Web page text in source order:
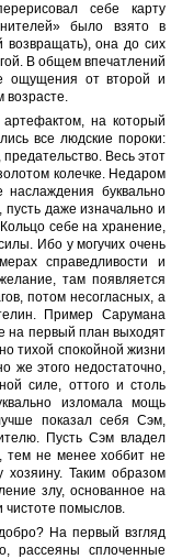
себе карту
было взято в
возвращать), она до сих
В общем впечатлений
ощущения от второй и
возрасте.
на который
все людские пороки:
Весь этот
колечке. Недаром
буквально
даже изначально и
себе на хранение,
Ибо у могучих очень
справедливости и
там появляется
потом несогласных, а
Пример Сарумана
на первый план выходят
тихой спокойной жизни
же этого недостаточно,
силе, оттого и столь
изломала мощь
показал себя Сэм,
Пусть Сэм владел
тем не менее хоббит не
хозяину. Таким образом
злу, основанное на
чистоте помыслов.
На первый взгляд
рассеяны сплоченные